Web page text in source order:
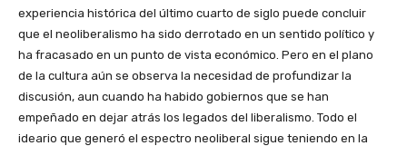
experiencia histórica del último cuarto de siglo puede concluir
que el neoliberalismo ha sido derrotado en un sentido político y
ha fracasado en un punto de vista económico. Pero en el plano
de la cultura aún se observa la necesidad de profundizar la
discusión, aun cuando ha habido gobiernos que se han
empeñado en dejar atrás los legados del liberalismo. Todo el
ideario que generó el espectro neoliberal sigue teniendo en la